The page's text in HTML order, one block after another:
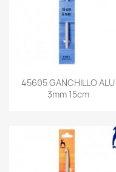
45605 GANCHILLO ALU
3mm 15cm